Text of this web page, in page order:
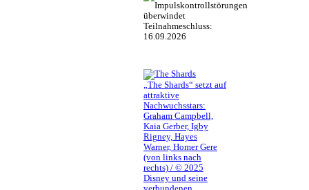
Teilnahmeschluss:
16.09.2026
„The Shards“ setzt auf
attraktive
Nachwuchsstars:
Graham Campbell,
Kaia Gerber, Igby
Rigney, Hayes
Warner, Homer Gere
(von links nach
rechts) / © 2025
Disney und seine